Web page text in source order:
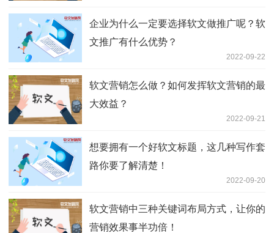
企业为什么一定要选择软文做推广呢？软
文推广有什么优势？
2022-09-22
软文营销怎么做？如何发挥软文营销的最
大效益？
2022-09-21
想要拥有一个好软文标题，这几种写作套
路你要了解清楚！
2022-09-20
软文营销中三种关键词布局方式，让你的
营销效果事半功倍！